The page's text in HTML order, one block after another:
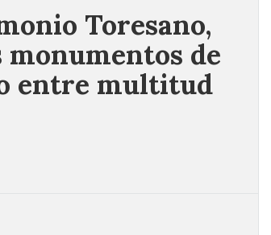
Toresano,
monumentos de
entre multitud